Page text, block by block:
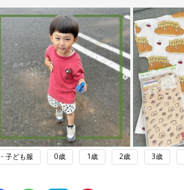
子ども服 0歳 1歳 2歳 3歳